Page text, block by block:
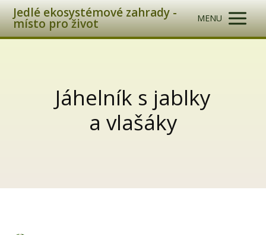
Jedlé ekosystémové zahrady -
místo pro život MENU
Jáhelník s jablky
a vlašáky